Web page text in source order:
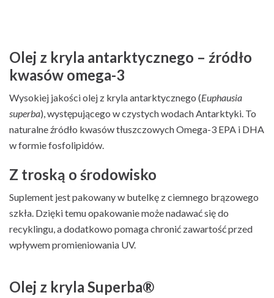
Olej z kryla antarktycznego – źródło
kwasów omega-3
Wysokiej jakości olej z kryla antarktycznego (Euphausia
superba), występującego w czystych wodach Antarktyki. To
naturalne źródło kwasów tłuszczowych Omega-3 EPA i DHA
w formie fosfolipidów.
Z troską o środowisko
Suplement jest pakowany w butelkę z ciemnego brązowego
szkła. Dzięki temu opakowanie może nadawać się do
recyklingu, a dodatkowo pomaga chronić zawartość przed
wpływem promieniowania UV.
Olej z kryla Superba®